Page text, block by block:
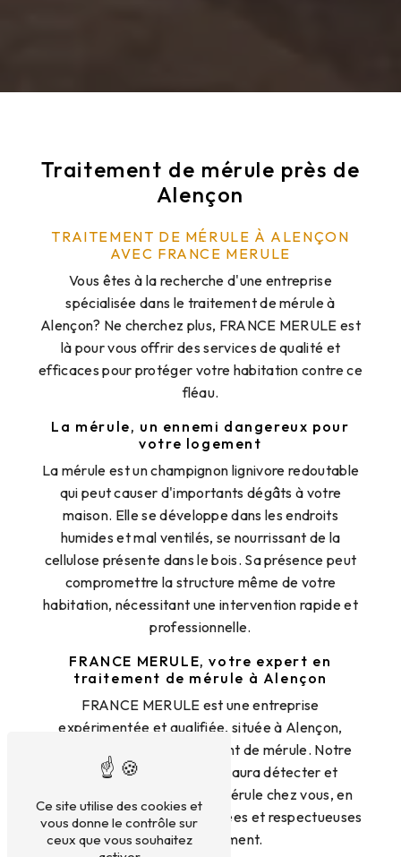
Traitement de mérule près de
Alençon
TRAITEMENT DE MÉRULE À ALENÇON
AVEC FRANCE MERULE
Vous êtes à la recherche d'une entreprise
spécialisée dans le traitement de mérule à
Alençon? Ne cherchez plus, FRANCE MERULE est
là pour vous offrir des services de qualité et
efficaces pour protéger votre habitation contre ce
fléau.
La mérule, un ennemi dangereux pour
votre logement
La mérule est un champignon lignivore redoutable
qui peut causer d'importants dégâts à votre
maison. Elle se développe dans les endroits
humides et mal ventilés, se nourrissant de la
cellulose présente dans le bois. Sa présence peut
compromettre la structure même de votre
habitation, nécessitant une intervention rapide et
professionnelle.
FRANCE MERULE, votre expert en
traitement de mérule à Alençon
FRANCE MERULE est une entreprise
expérimentée et qualifiée, située à Alençon,
spécialisée dans le traitement de mérule. Notre
équipe de professionnels saura détecter et
éradiquer efficacement la mérule chez vous, en
utilisant des méthodes adaptées et respectueuses
de l'environnement.
Ce site utilise des cookies et
vous donne le contrôle sur
ceux que vous souhaitez